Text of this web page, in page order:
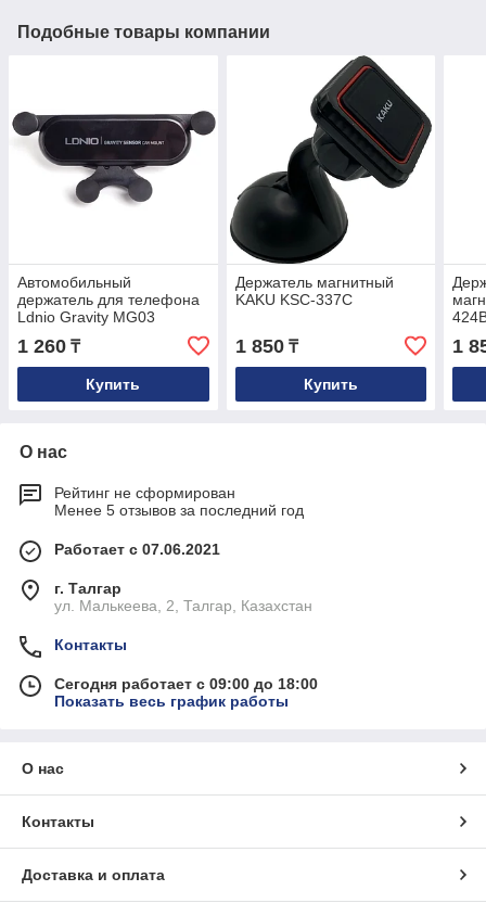
Подобные товары компании
Автомобильный
держатель для телефона
Ldnio Gravity MG03
1 260 ₸
Купить
Держатель магнитный
KAKU KSC-337C
1 850₸
Купить
1
О нас
Рейтинг не сформирован
Менее 5 отзывов за последний год
Работает с 07.06.2021
г. Талгар
ул. Малькеева, 2, Талгар, Казахстан
Контакты
Сегодня работает с 09:00 до 18:00
Показать весь график работы
О нас
Контакты
Доставка и оплата